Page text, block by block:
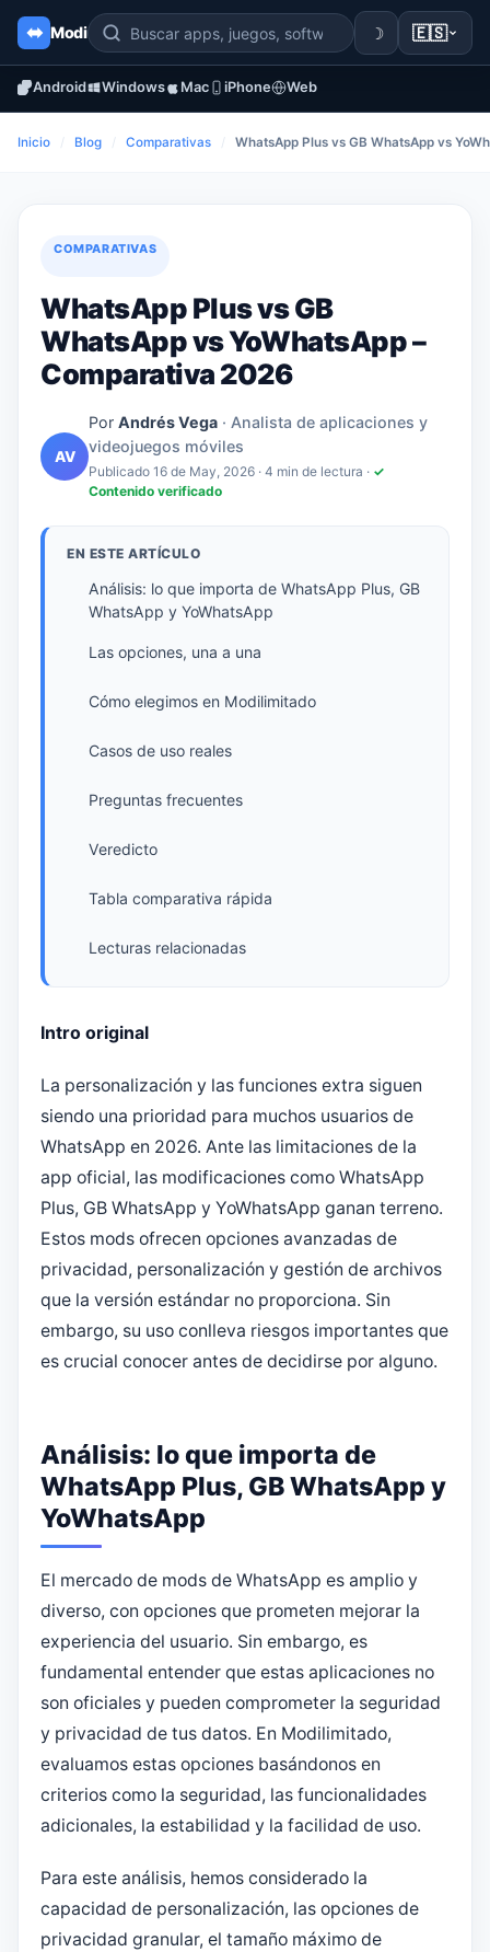
Modi ☽ 🇪🇸
Android Windows Mac iPhone Web
Inicio / Blog / Comparativas / WhatsApp Plus vs GB WhatsApp vs
COMPARATIVAS
WhatsApp Plus vs GB
WhatsApp vs YoWhatsApp –
Comparativa 2026
AV
Por Andrés Vega · Analista de aplicaciones y
videojuegos móviles
Publicado 16 de May, 2026 · 4 min de lectura · ✓
Contenido verificado
EN ESTE ARTÍCULO
Análisis: lo que importa de WhatsApp Plus, GB
WhatsApp y YoWhatsApp
Las opciones, una a una
Cómo elegimos en Modilimitado
Casos de uso reales
Preguntas frecuentes
Veredicto
Tabla comparativa rápida
Lecturas relacionadas
Intro original
La personalización y las funciones extra siguen
siendo una prioridad para muchos usuarios de
WhatsApp en 2026. Ante las limitaciones de la
app oficial, las modificaciones como WhatsApp
Plus, GB WhatsApp y YoWhatsApp ganan terreno.
Estos mods ofrecen opciones avanzadas de
privacidad, personalización y gestión de archivos
que la versión estándar no proporciona. Sin
embargo, su uso conlleva riesgos importantes que
es crucial conocer antes de decidirse por alguno.
Análisis: lo que importa de
WhatsApp Plus, GB WhatsApp y
YoWhatsApp
El mercado de mods de WhatsApp es amplio y
diverso, con opciones que prometen mejorar la
experiencia del usuario. Sin embargo, es
fundamental entender que estas aplicaciones no
son oficiales y pueden comprometer la seguridad
y privacidad de tus datos. En Modilimitado,
evaluamos estas opciones basándonos en
criterios como la seguridad, las funcionalidades
adicionales, la estabilidad y la facilidad de uso.
Para este análisis, hemos considerado la
capacidad de personalización, las opciones de
privacidad granular, el tamaño máximo de